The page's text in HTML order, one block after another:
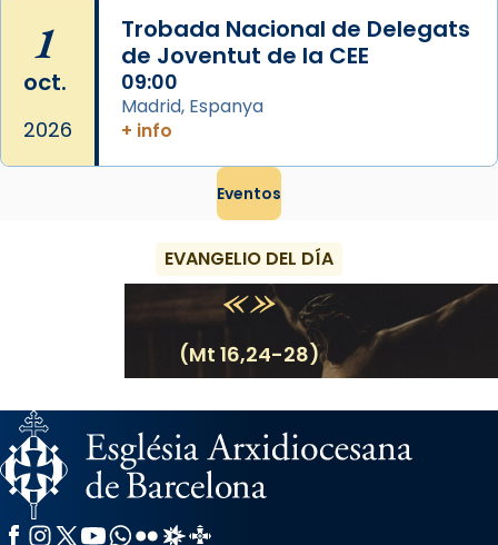
1
oct.
2026
Trobada Nacional de Delegats
de Joventut de la CEE
09:00
Madrid, Espanya
+ info
Eventos
EVANGELIO DEL DÍA
(Mt 16,24-28)
Facebook
Instagram
X / Twitter
YouTube
WhatsApp
FlickrRadio Estel
Catalunya Cristiana